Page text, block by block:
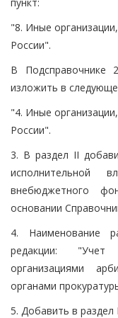
"8. Иные
России".
В Подсправочнике
изложить в
"4. Иные
России".
3. В раздел II
исполнительной
внебюджетного
основании
4. Наименование
редакции: "Учет
организациями
органами
5. Добавить в